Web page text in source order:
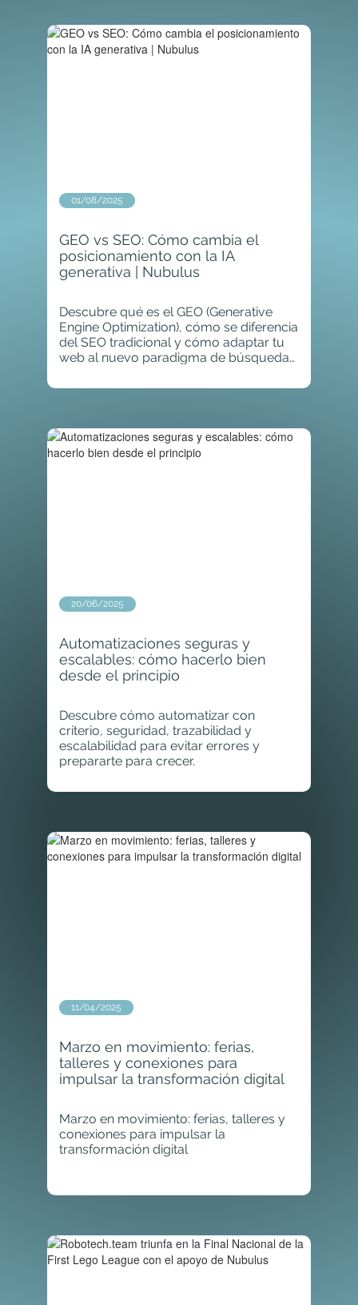
GEO vs SEO: Cómo cambia el
posicionamiento con la IA
generativa | Nubulus
01/08/2025
Descubre qué es el GEO (Generative
Engine Optimization), cómo se diferencia
del SEO tradicional y cómo adaptar tu
web al nuevo paradigma de búsquedas
Automatizaciones seguras y
escalables: cómo hacerlo bien
desde el principio
20/06/2025
Descubre cómo automatizar con
criterio, seguridad, trazabilidad y
escalabilidad para evitar errores y
prepararte para crecer.
Marzo en movimiento: ferias,
talleres y conexiones para
impulsar la transformación digital
11/04/2025
Marzo en movimiento: ferias, talleres y
conexiones para impulsar la
transformación digital